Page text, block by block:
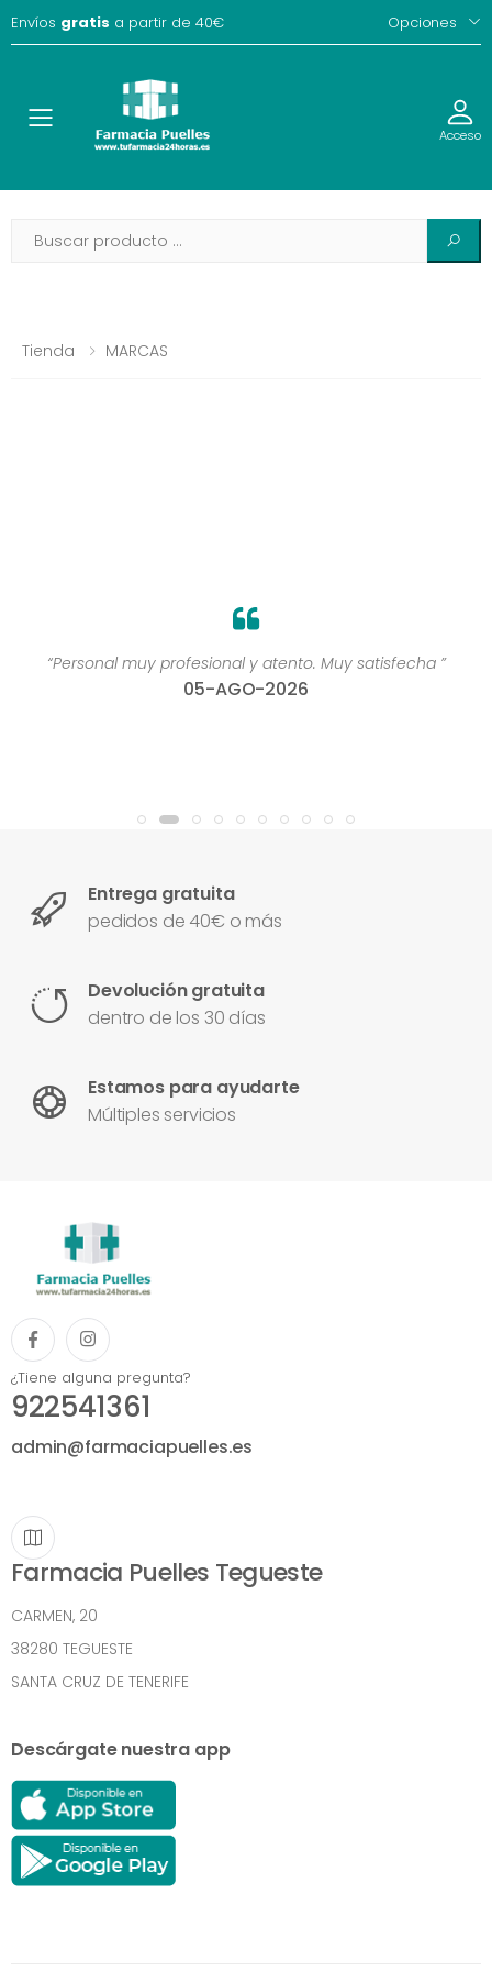
Envíos gratis a partir de 40€ Opciones
Toggle Acceso
Tienda MARCAS
“Personal muy profesional y atento. Muy satisfecha ”
05-AGO-2026
Entrega gratuita
pedidos de 40€ o más
Devolución gratuita
dentro de los 30 días
Estamos para ayudarte
Múltiples servicios
¿Tiene alguna pregunta?
922541361
admin@farmaciapuelles.es
Farmacia Puelles Tegueste
CARMEN, 20
38280 TEGUESTE
SANTA CRUZ DE TENERIFE
Descárgate nuestra app